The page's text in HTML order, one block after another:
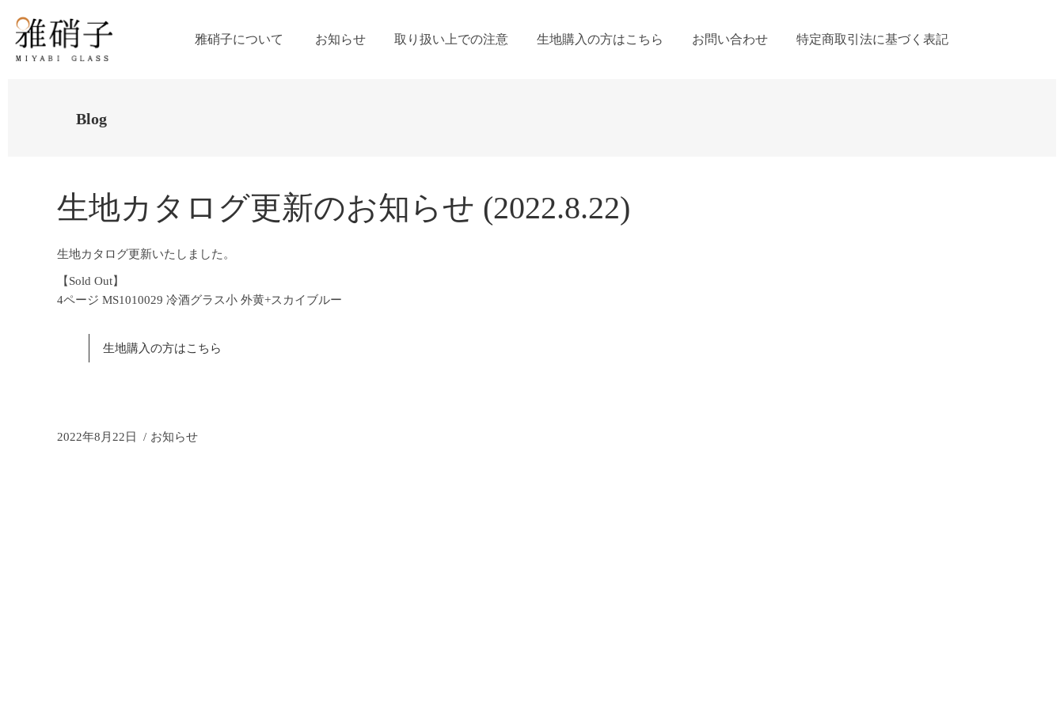
雅硝子について お知らせ 取り扱い上での注意 生地購入の方はこちら お問い合わせ 特定商取引法に基づく表記
Blog
生地カタログ更新のお知らせ (2022.8.22)
生地カタログ更新いたしました。
【Sold Out】
4ページ MS1010029 冷酒グラス小 外黄+スカイブルー
生地購入の方はこちら
2022年8月22日 お知らせ